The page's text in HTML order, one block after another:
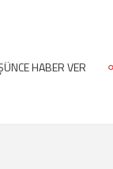
HABER VER